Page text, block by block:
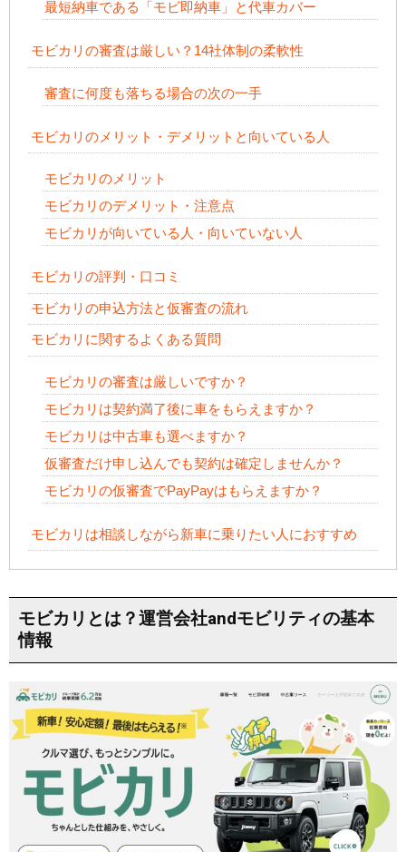
最短納車である「モビ即納車」と代車カバー
モビカリの審査は厳しい？14社体制の柔軟性
審査に何度も落ちる場合の次の一手
モビカリのメリット・デメリットと向いている人
モビカリのメリット
モビカリのデメリット・注意点
モビカリが向いている人・向いていない人
モビカリの評判・口コミ
モビカリの申込方法と仮審査の流れ
モビカリに関するよくある質問
モビカリの審査は厳しいですか？
モビカリは契約満了後に車をもらえますか？
モビカリは中古車も選べますか？
仮審査だけ申し込んでも契約は確定しませんか？
モビカリの仮審査でPayPayはもらえますか？
モビカリは相談しながら新車に乗りたい人におすすめ
モビカリとは？運営会社andモビリティの基本
情報